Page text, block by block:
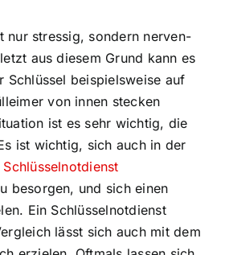
nur stressig, sondern nerven-
aus diesem Grund kann es
Schlüssel beispielsweise auf
von innen stecken
ist es sehr wichtig, die
ist wichtig, sich auch in der
Schlüsselnotdienst
besorgen, und sich einen
Ein Schlüsselnotdienst
lässt sich auch mit dem